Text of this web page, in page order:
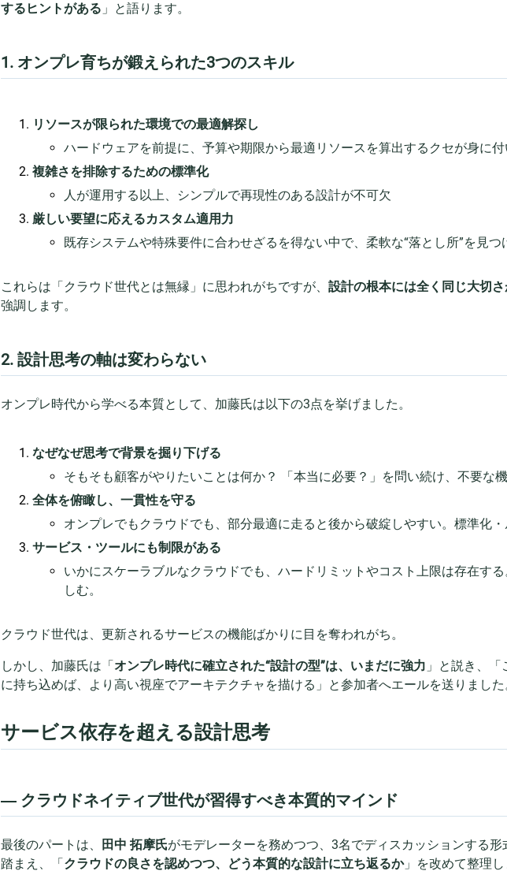
するヒントがある 」と語ります。
1. オンプレ育ちが鍛えられた3つのスキル
リソースが限られた環境での最適解探し
ハードウェアを前提に、予算や期限から最適リソースを算出するクセが身に付
複雑さを排除するための標準化
人が運用する以上、シンプルで再現性のある設計が不可欠
厳しい要望に応えるカスタム適用力
既存システムや特殊要件に合わせざるを得ない中で、柔軟な“落とし所”を見つ
これらは「クラウド世代とは無縁」に思われがちですが、 設計の根本には全く同じ大切
強調します。
2. 設計思考の軸は変わらない
オンプレ時代から学べる本質として、加藤氏は以下の3点を挙げました。
なぜなぜ思考で背景を掘り下げる
そもそも顧客がやりたいことは何か？ 「本当に必要？」を問い続け、不要な機
全体を俯瞰し、一貫性を守る
オンプレでもクラウドでも、部分最適に走ると後から破綻しやすい。標準化・
サービス・ツールにも制限がある
いかにスケーラブルなクラウドでも、ハードリミットやコスト上限は存在す
しむ。
クラウド世代は、更新されるサービスの機能ばかりに目を奪われがち。
しかし、加藤氏は「 オンプレ時代に確立された“設計の型”は、いまだに強力 」と説き、
に持ち込めば、より高い視座でアーキテクチャを描ける」と参加者へエールを送りました
サービス依存を超える設計思考
― クラウドネイティブ世代が習得すべき本質的マインド
最後のパートは、 田中 拓摩氏がモデレーターを務めつつ、3名でディスカッションする
踏まえ、「クラウドの良さを認めつつ、どう本質的な設計に立ち返るか」を改めて整理し